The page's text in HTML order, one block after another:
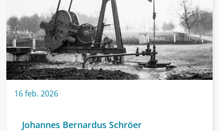
16feb. 2026
Johannes Bernardus Schröer